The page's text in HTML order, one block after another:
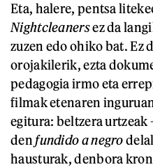
Eta, halere, pentsa
Nightcleanersez da
zuzen edo ohiko bat. Ez
orojakilerik, ezta
pedagogia irmo eta
filmak etenaren
egitura: beltzera urtzeak
den fundido a negro
hausturak, denbora